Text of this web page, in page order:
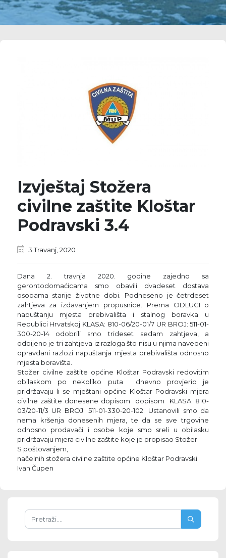
Izvještaj Stožera
civilne zaštite Kloštar
Podravski 3.4
3 Travanj, 2020
Dana 2. travnja 2020. godine zajedno sa
gerontodomaćicama smo obavili dvadeset dostava
osobama starije životne dobi. Podneseno je četrdeset
zahtjeva za izdavanjem propusnice. Prema ODLUCI o
napuštanju mjesta prebivališta i stalnog boravka u
Republici Hrvatskoj KLASA: 810-06/20-01/7 UR BROJ: 511-01-
300-20-14 odobrili smo trideset sedam zahtjeva, a
odbijeno je tri zahtjeva iz razloga što nisu u njima navedeni
opravdani razlozi napuštanja mjesta prebivališta odnosno
mjesta boravišta.
Stožer civilne zaštite općine Kloštar Podravski redovitim
obilaskom po nekoliko puta dnevno provjerio je
pridržavaju li se mještani općine Kloštar Podravski mjera
civilne zaštite donesene dopisom dopisom KLASA: 810-
03/20-11/3 UR BROJ: 511-01-330-20-102. Ustanovili smo da
nema kršenja donesenih mjera, te da se sve trgovine
odnosno prodavači i osobe koje smo sreli u obilasku
pridržavaju mjera civilne zaštite koje je propisao Stožer.
S poštovanjem,
načelnih stožera civilne zaštite općine Kloštar Podravski
Ivan Čupen